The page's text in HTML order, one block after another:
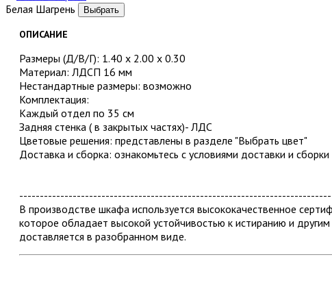
Белая Шагрень
ОПИСАНИЕ
Размеры (Д/В/Г): 1.40 х 2.00 х 0.30
Материал: ЛДСП 16 мм
Нестандартные размеры: возможно
Комплектация:
Каждый отдел по 35 см
Задняя стенка ( в закрытых частях)- ЛДС
Цветовые решения: представлены в разделе "Выбрать цвет"
Доставка и сборка: ознакомьтесь с условиями доставки и
В производстве шкафа используется высококачественное
которое обладает высокой устойчивостью к истиранию и
доставляется в разобранном виде.